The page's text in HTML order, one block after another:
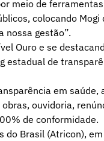
meio de
colocando Mogi
nossa gestão”.
Ouro e se
estadual de
em saúde,
ouvidoria,
de conformidade.
do Brasil (Atricon),